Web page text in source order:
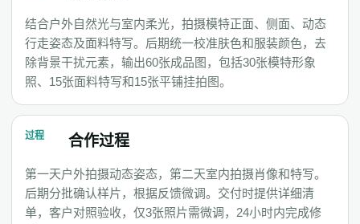
结合户外自然光与室内柔光，拍摄模特正面、侧面、动态
行走姿态及面料特写。后期统一校准肤色和服装颜色，去
除背景干扰元素，输出60张成品图，包括30张模特形象
照、15张面料特写和15张平铺挂拍图。
过程 合作过程
第一天户外拍摄动态姿态，第二天室内拍摄肖像和特写。
后期分批确认样片，根据反馈微调。交付时提供详细清
单，客户对照验收，仅3张照片需微调，24小时内完成修